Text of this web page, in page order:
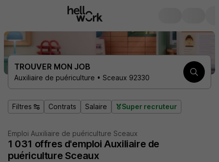
TROUVER MON JOB
Auxiliaire de puériculture • Sceaux 92330
Filtres Contrats Salaire Super recruteur
Emploi Auxiliaire de puériculture Sceaux
1 031 offres d'emploi Auxiliaire de
puériculture Sceaux